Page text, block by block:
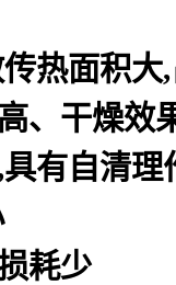
热面积大
、干燥效
有自清
耗少